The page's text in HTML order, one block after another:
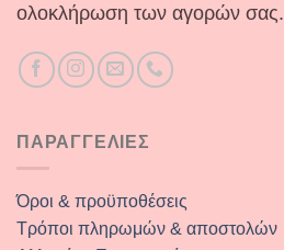
ολοκλήρωση των αγορών σας.
ΠΑΡΑΓΓΕΛΙΕΣ
Όροι & προϋποθέσεις
Τρόποι πληρωμών & αποστολών